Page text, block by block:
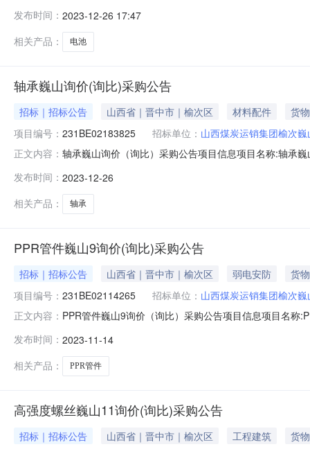
明:采购控制价说明附件:工期(天):7工期说明:无招标/采
发布时间： 2023-12-26 17:47
相关产品：
电池
轴承巍山询价(询比)采购公告
招标｜招标公告 山西省｜晋中市｜榆次区 材料配件
货物
项目编号： 231BE02183825 招标单位： 山西煤炭运销集团榆次
正文内容： 轴承巍山询价（询比）采购公告项目信息项目名称:轴承
明:采购控制价说明附件:工期(天):3工期说明:无招标/采
发布时间： 2023-12-26
相关产品：
轴承
PPR管件巍山9询价(询比)采购公告
招标｜招标公告 山西省｜晋中市｜榆次区 弱电安防
货物
项目编号： 231BE02114265 招标单位： 山西煤炭运销集团榆次
正文内容： PPR管件巍山9询价（询比）采购公告项目信息项目名称
（元）:30000采购控制价说明:采购控制价说明附件:工期
发布时间： 2023-11-14
相关产品：
PPR管件
高强度螺丝巍山11询价(询比)采购公告
招标｜招标公告 山西省｜晋中市｜榆次区 工程建筑
货物